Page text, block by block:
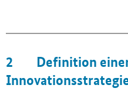
2
Definition